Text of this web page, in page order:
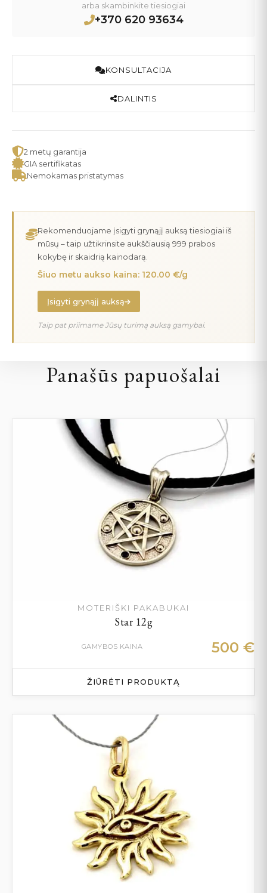
arba skambinkite tiesiogiai
+370 620 93634
KONSULTACIJA
DALINTIS
2 metų garantija
GIA sertifikatas
Nemokamas pristatymas
Rekomenduojame įsigyti grynąjį auksą tiesiogiai iš
mūsų – taip užtikrinsite aukščiausią 999 prabos
kokybę ir skaidrią kainodarą.
Šiuo metu aukso kaina: 120.00 €/g
Įsigyti grynąjį auksą
Taip pat priimame Jūsų turimą auksą gamybai.
Panašūs papuošalai
MOTERIŠKI PAKABUKAI
Star 12g
GAMYBOS KAINA 500 €
ŽIŪRĖTI PRODUKTĄ